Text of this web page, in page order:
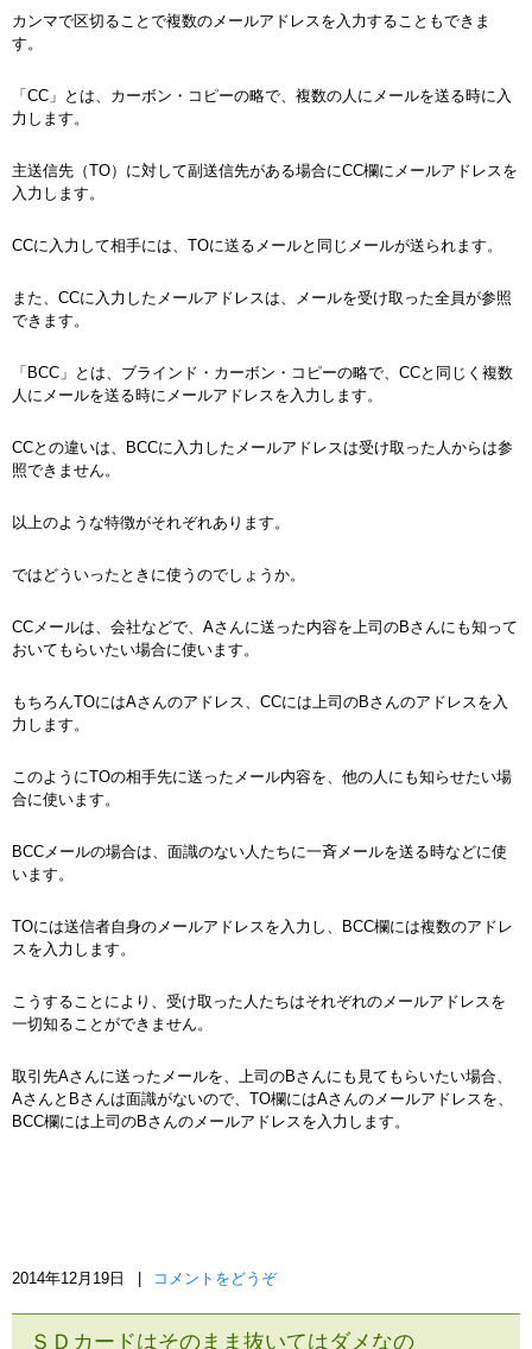
カンマで区切ることで複数のメールアドレスを入力することもできま
す。
「CC」とは、カーボン・コピーの略で、複数の人にメールを送る時に入
力します。
主送信先（TO）に対して副送信先がある場合にCC欄にメールアドレスを
入力します。
CCに入力して相手には、TOに送るメールと同じメールが送られます。
また、CCに入力したメールアドレスは、メールを受け取った全員が参照
できます。
「BCC」とは、ブラインド・カーボン・コピーの略で、CCと同じく複数
人にメールを送る時にメールアドレスを入力します。
CCとの違いは、BCCに入力したメールアドレスは受け取った人からは参
照できません。
以上のような特徴がそれぞれあります。
ではどういったときに使うのでしょうか。
CCメールは、会社などで、Aさんに送った内容を上司のBさんにも知って
おいてもらいたい場合に使います。
もちろんTOにはAさんのアドレス、CCには上司のBさんのアドレスを入
力します。
このようにTOの相手先に送ったメール内容を、他の人にも知らせたい場
合に使います。
BCCメールの場合は、面識のない人たちに一斉メールを送る時などに使
います。
TOには送信者自身のメールアドレスを入力し、BCC欄には複数のアドレ
スを入力します。
こうすることにより、受け取った人たちはそれぞれのメールアドレスを
一切知ることができません。
取引先Aさんに送ったメールを、上司のBさんにも見てもらいたい場合、
AさんとBさんは面識がないので、TO欄にはAさんのメールアドレスを、
BCC欄には上司のBさんのメールアドレスを入力します。
2014年12月19日 コメントをどうぞ
ＳＤカードはそのまま抜いてはダメなの